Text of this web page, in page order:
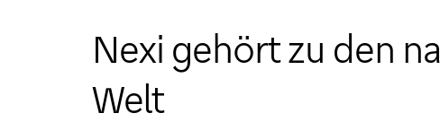
Dokumente
ESG Rating
Pressekontakte
Nexi gehört zu den
Welt